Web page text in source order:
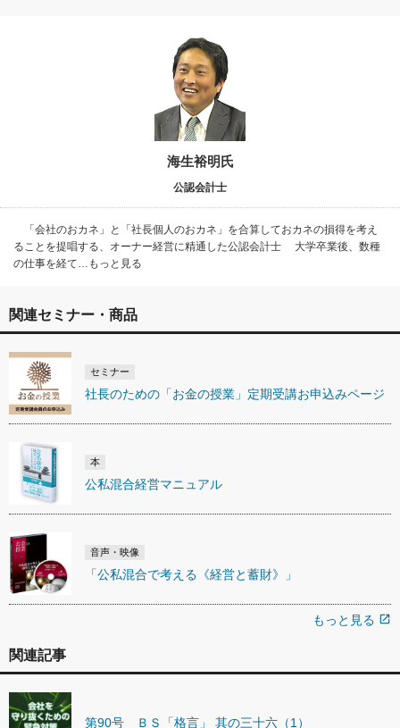
海生裕明氏
公認会計士
「会社のおカネ」と「社長個人のおカネ」を合算しておカネの損得を考え
ることを提唱する、オーナー経営に精通した公認会計士 大学卒業後、数種
の仕事を経て…もっと見る
関連セミナー・商品
セミナー
社長のための「お金の授業」定期受講お申込みページ
本
公私混合経営マニュアル
音声・映像
「公私混合で考える《経営と蓄財》」
もっと見る open_in_new
関連記事
第90号 ＢＳ「格言」 其の三十六（1）